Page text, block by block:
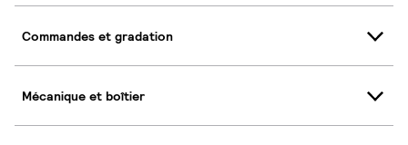
Commandes et gradation
Mécanique et boîtier